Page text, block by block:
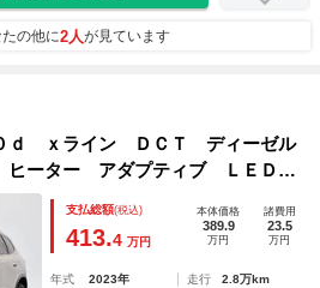
の他に2人が見ています
ｄ ｘライン ＤＣＴ ディーゼル
ーター アダプティブ ＬＥＤ
アシスタント プロフェッショ
システム プラス ヘッドアップ
支払総額(税込)
413.4 万円
本体価格
389.9
万円
諸費用
23.5
万円
年式 2023年 走行
2.8万km